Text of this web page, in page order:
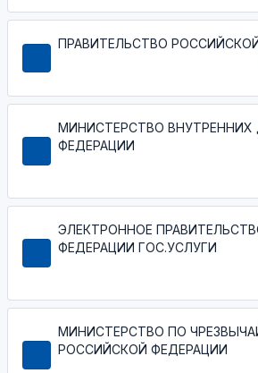
ПРАВИТЕЛЬСТВО
МИНИСТЕРСТВО
ФЕДЕРАЦИИ
ЭЛЕКТРОННОЕ
ФЕДЕРАЦИИ ГОС.УСЛУГИ
МИНИСТЕРСТВО ПО
РОССИЙСКОЙ ФЕДЕРАЦИИ